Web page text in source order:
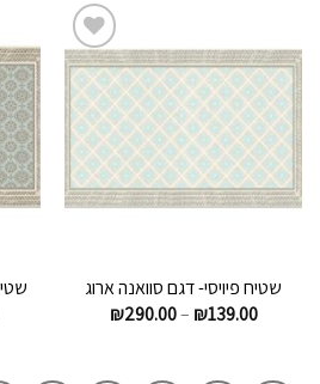
הוסף
לרשימת
המשאלות
שטיח פיויסי- דגם סוואנה ארוג
₪139.00
–
₪290.00